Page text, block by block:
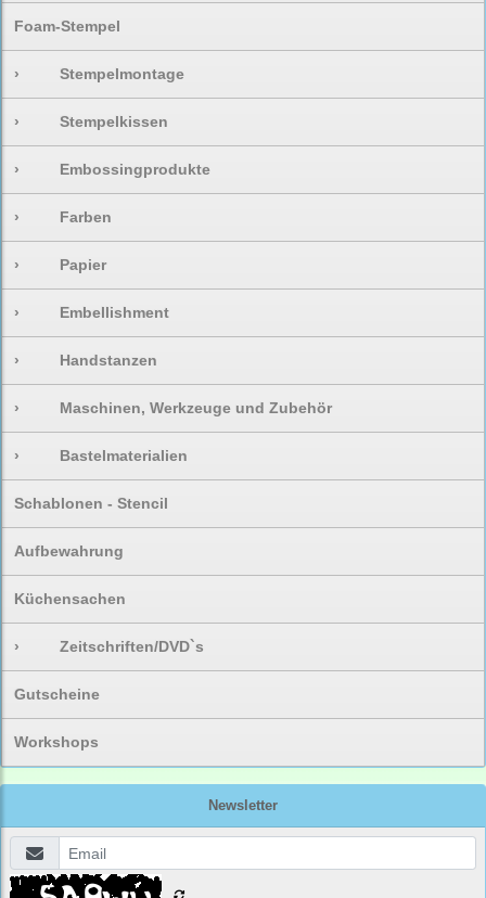
Foam-Stempel
› Stempelmontage
› Stempelkissen
› Embossingprodukte
› Farben
› Papier
› Embellishment
› Handstanzen
› Maschinen, Werkzeuge und Zubehör
› Bastelmaterialien
Schablonen - Stencil
Aufbewahrung
Küchensachen
› Zeitschriften/DVD`s
Gutscheine
Workshops
Newsletter